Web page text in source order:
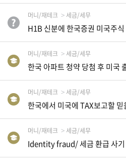
방
글
지
다
.
머니/재테크 세금/세무
H1B 신분에 한국증권 미국주
머니/재테크 세금/세무
머니/재테크 세금/세무
머니/재테크 세금/세무
Identity fraud/ 세금 환급 사기